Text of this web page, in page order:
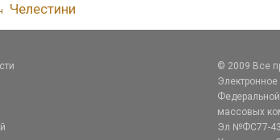
Челестини
© 2009 Все
Электронное
массовых
Эл №ФС77-